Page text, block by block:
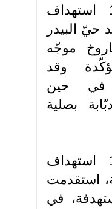
11- السّاعة 15:20 استهداف
حيّ البيدر
موجّه
وقد
في حين
بصلية
12- السّاعة 15:25 استهداف
استقدمت
في